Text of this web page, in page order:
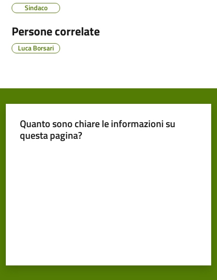
Amministrazione
Trasparente
Tutti
Seguici
Sindaco
Persone correlate
Luca Borsari
Quanto sono chiare le informazioni su
questa pagina?